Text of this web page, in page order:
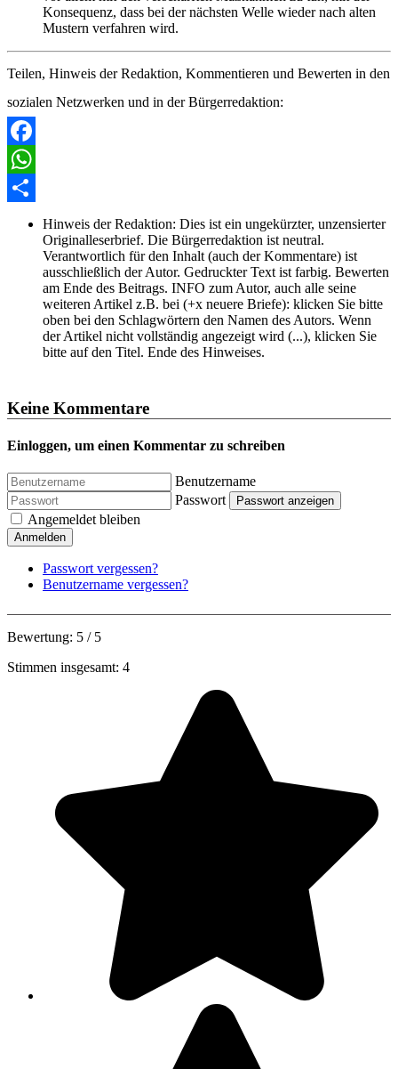
Konsequenz, dass bei der nächsten Welle wieder nach alten
Mustern verfahren wird.
Teilen, Hinweis der Redaktion, Kommentieren und Bewerten in den
sozialen Netzwerken und in der Bürgerredaktion:
Facebook
WhatsApp
Hinweis der Redaktion: Dies ist ein ungekürzter, unzensierter
Originalleserbrief. Die Bürgerredaktion ist neutral.
Verantwortlich für den Inhalt (auch der Kommentare) ist
ausschließlich der Autor. Gedruckter Text ist farbig. Bewerten
am Ende des Beitrags. INFO zum Autor, auch alle seine
weiteren Artikel z.B. bei (+x neuere Briefe): klicken Sie bitte
oben bei den Schlagwörtern den Namen des Autors. Wenn
der Artikel nicht vollständig angezeigt wird (...), klicken Sie
bitte auf den Titel. Ende des Hinweises.
Keine Kommentare
Einloggen, um einen Kommentar zu schreiben
Benutzername
Passwort
Passwort anzeigen
Angemeldet bleiben
Anmelden
Passwort vergessen?
Benutzername vergessen?
Bewertung: 5 / 5
Stimmen insgesamt: 4